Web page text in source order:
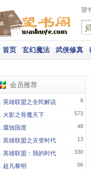
望
首页 玄幻魔法 武侠修真
会员推荐
9
英雄联盟之全民解说
573
火影之骨魔天下
48
腐蚀国度
13
英雄联盟之灾变时代
330
英雄联盟：我的时代
56
超凡黎明